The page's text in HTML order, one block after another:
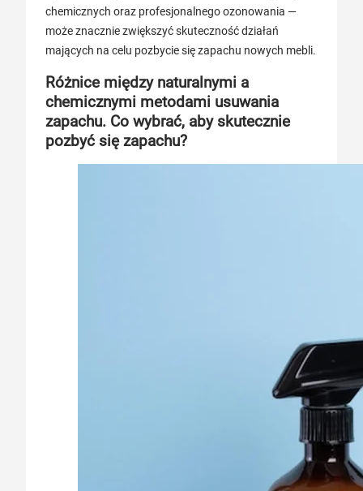
chemicznych oraz profesjonalnego ozonowania —
może znacznie zwiększyć skuteczność działań
mających na celu pozbycie się zapachu nowych mebli.
Różnice między naturalnymi a
chemicznymi metodami usuwania
zapachu. Co wybrać, aby skutecznie
pozbyć się zapachu?